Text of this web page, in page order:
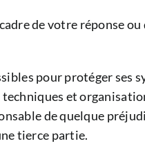
de votre réponse
pour protéger
et
de quelque
tierce partie.